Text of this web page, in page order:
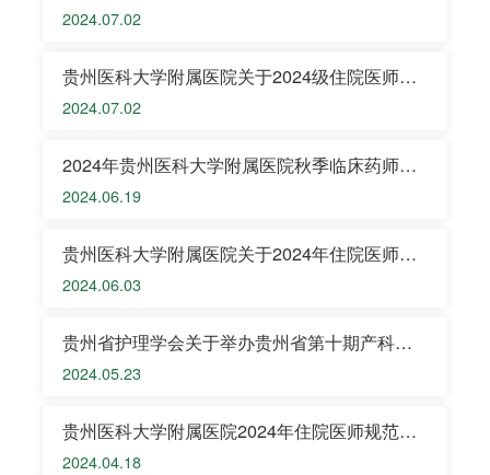
范化培训第二批次招录调剂结果的公示
2024.07.02
贵州医科大学附属医院关于2024级住院医师规
范化培训学员报到的通知
2024.07.02
2024年贵州医科大学附属医院秋季临床药师规
范化培训招生简章
2024.06.19
贵州医科大学附属医院关于2024年住院医师规
范化培训招录结果的公示
2024.06.03
贵州省护理学会关于举办贵州省第十期产科
（助产方向）专科护士培训班的通知
2024.05.23
贵州医科大学附属医院2024年住院医师规范化
培训（西医临床）招录简章
2024.04.18